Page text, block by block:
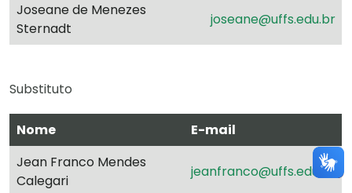
Joseane de Menezes
Sternadt
joseane@uffs.edu.br
Substituto
Nome
E-mail
Jean Franco Mendes
Calegari
jeanfranco@uffs.edu.br